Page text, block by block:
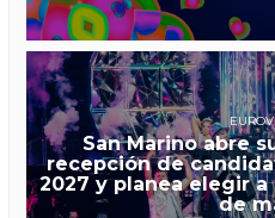
San Marino abre
recepción de
2027 y planea elegir
de